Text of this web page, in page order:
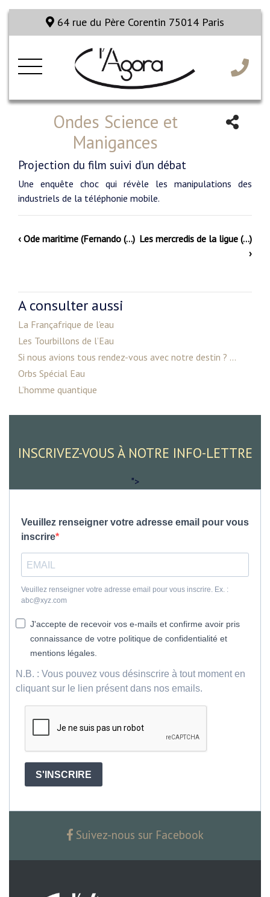
64 rue du Père Corentin 75014 Paris
Ondes Science et
Manigances
Projection du film suivi d’un débat
Une enquête choc qui révèle les manipulations des
industriels de la téléphonie mobile.
‹ Ode maritime (Fernando (…) Les mercredis de la ligue (…)
›
A consulter aussi
La Françafrique de l’eau
Les Tourbillons de l’Eau
Si nous avions tous rendez-vous avec notre destin ? ...
Orbs Spécial Eau
L’homme quantique
INSCRIVEZ-VOUS À NOTRE INFO-LETTRE
">
Veuillez renseigner votre adresse email pour vous
inscrire
Veuillez renseigner votre adresse email pour vous inscrire. Ex. :
abc@xyz.com
J'accepte de recevoir vos e-mails et confirme avoir pris
connaissance de votre politique de confidentialité et
mentions légales.
N.B. : Vous pouvez vous désinscrire à tout moment en
cliquant sur le lien présent dans nos emails.
S'INSCRIRE
Suivez-nous sur Facebook